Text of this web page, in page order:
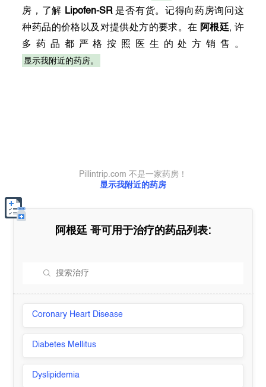
房，了解 Lipofen-SR是否有货。记得向药房询问这
种药品的价格以及对提供处方的要求。在 阿根廷, 许
多药品都严格按照医生的处方销售。
显示我附近的药房。
显示我附近的药房
Pillintrip.com 不是一家药房！
阿根廷 哥可用于治疗的药品列表:
Coronary Heart Disease
Diabetes Mellitus
Dyslipidemia